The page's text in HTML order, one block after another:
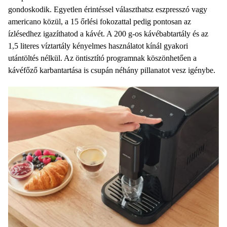
gondoskodik. Egyetlen érintéssel választhatsz eszpresszó vagy
americano közül, a 15 őrlési fokozattal pedig pontosan az
ízlésedhez igazíthatod a kávét. A 200 g-os kávébabtartály és az
1,5 literes víztartály kényelmes használatot kínál gyakori
utántöltés nélkül. Az öntisztító programnak köszönhetően a
kávéfőző karbantartása is csupán néhány pillanatot vesz igénybe.